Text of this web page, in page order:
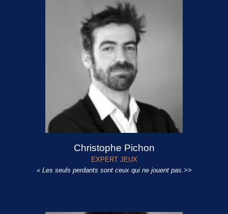
Christophe Pichon
EXPERT JEUX
« Les seuls perdants sont ceux qui ne jouent pas.>>